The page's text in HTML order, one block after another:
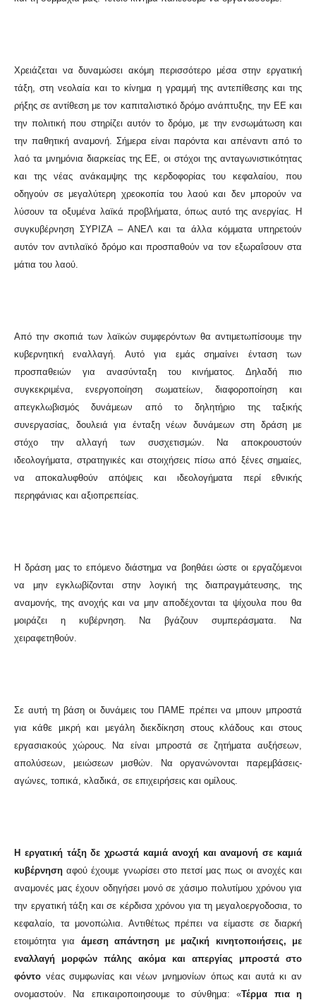
Χρειάζεται να δυναμώσει ακόμη περισσότερο μέσα στην εργατική
τάξη, στη νεολαία και το κίνημα η γραμμή της αντεπίθεσης και της
ρήξης σε αντίθεση με τον καπιταλιστικό δρόμο ανάπτυξης, την ΕΕ και
την πολιτική που στηρίζει αυτόν το δρόμο, με την ενσωμάτωση και
την παθητική αναμονή. Σήμερα είναι παρόντα και απέναντι από το
λαό τα μνημόνια διαρκείας της ΕΕ, οι στόχοι της ανταγωνιστικότητας
και της νέας ανάκαμψης της κερδοφορίας του κεφαλαίου, που
οδηγούν σε μεγαλύτερη χρεοκοπία του λαού και δεν μπορούν να
λύσουν τα οξυμένα λαϊκά προβλήματα, όπως αυτό της ανεργίας. Η
συγκυβέρνηση ΣΥΡΙΖΑ – ΑΝΕΛ και τα άλλα κόμματα υπηρετούν
αυτόν τον αντιλαϊκό δρόμο και προσπαθούν να τον εξωραΐσουν στα
μάτια του λαού.
Από την σκοπιά των λαϊκών συμφερόντων θα αντιμετωπίσουμε την
κυβερνητική εναλλαγή. Αυτό για εμάς σημαίνει ένταση των
προσπαθειών για ανασύνταξη του κινήματος. Δηλαδή πιο
συγκεκριμένα, ενεργοποίηση σωματείων, διαφοροποίηση και
απεγκλωβισμός δυνάμεων από το δηλητήριο της ταξικής
συνεργασίας, δουλειά για ένταξη νέων δυνάμεων στη δράση με
στόχο την αλλαγή των συσχετισμών. Να αποκρουστούν
ιδεολογήματα, στρατηγικές και στοιχήσεις πίσω από ξένες σημαίες,
να αποκαλυφθούν απόψεις και ιδεολογήματα περί εθνικής
περηφάνιας και αξιοπρεπείας.
Η δράση μας το επόμενο διάστημα να βοηθάει ώστε οι εργαζόμενοι
να μην εγκλωβίζονται στην λογική της διαπραγμάτευσης, της
αναμονής, της ανοχής και να μην αποδέχονται τα ψίχουλα που θα
μοιράζει η κυβέρνηση. Να βγάζουν συμπεράσματα. Να
χειραφετηθούν.
Σε αυτή τη βάση οι δυνάμεις του ΠΑΜΕ πρέπει να μπουν μπροστά
για κάθε μικρή και μεγάλη διεκδίκηση στους κλάδους και στους
εργασιακούς χώρους. Να είναι μπροστά σε ζητήματα αυξήσεων,
απολύσεων, μειώσεων μισθών. Να οργανώνονται παρεμβάσεις-
αγώνες, τοπικά, κλαδικά, σε επιχειρήσεις και ομίλους.
Η εργατική τάξη δε χρωστά καμιά ανοχή και αναμονή σε καμιά
κυβέρνηση αφού έχουμε γνωρίσει στο πετσί μας πως οι ανοχές και
αναμονές μας έχουν οδηγήσει μονό σε χάσιμο πολυτίμου χρόνου για
την εργατική τάξη και σε κέρδισα χρόνου για τη μεγαλοεργοδοσια, το
κεφαλαίο, τα μονοπώλια. Αντιθέτως πρέπει να είμαστε σε διαρκή
ετοιμότητα για άμεση απάντηση με μαζική κινητοποιήσεις, με
εναλλαγή μορφών πάλης ακόμα και απεργίας μπροστά στο
φόντο νέας συμφωνίας και νέων μνημονίων όπως και αυτά κι αν
ονομαστούν. Να επικαιροποιησουμε το σύνθημα: «Τέρμα πια η